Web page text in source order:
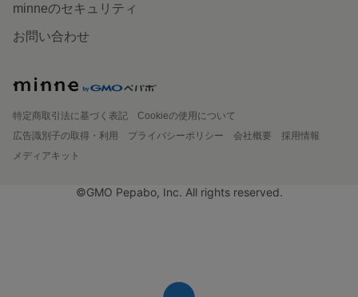
minneのセキュリティ
お問い合わせ
特定商取引法に基づく表記
Cookieの使用について
広告識別子の取得・利用
プライバシーポリシー 会社概要
採用情報
メディアキット
©GMO Pepabo, Inc. All rights reserved.